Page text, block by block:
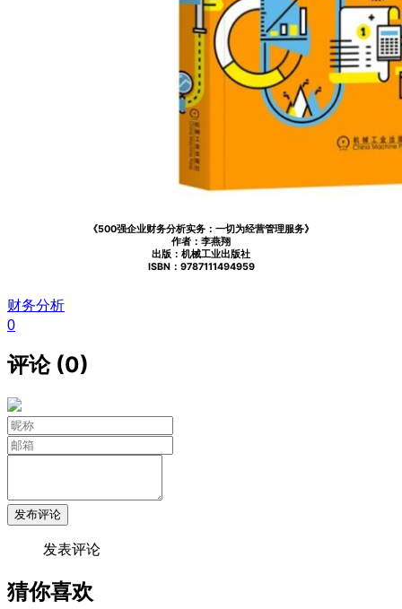
《500强企业财务分析实务：一切为经营管理服务》
作者：李燕翔
出版：机械工业出版社
ISBN：9787111494959
财务分析
0
评论 (0)
发布评论
发表评论
猜你喜欢